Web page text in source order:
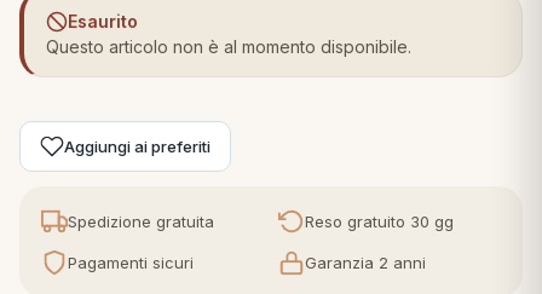
in piuma d'oca
Esaurito
Questo articolo non è al momento disponibile.
Aggiungi ai preferiti
Spedizione gratuita Reso gratuito 30 gg
Pagamenti sicuri Garanzia 2 anni